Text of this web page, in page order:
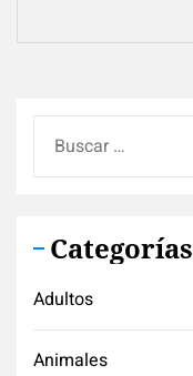
Categorías
Adultos
Animales